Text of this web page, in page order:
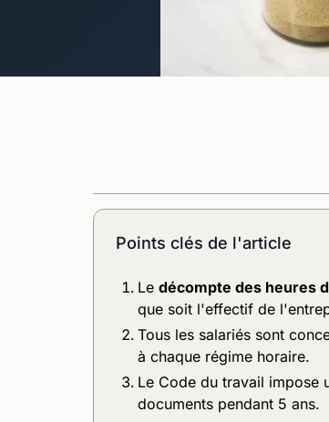
Points clés de l'article
Le décompte des heures
que soit l'effectif de
Tous les salariés sont
à chaque régime horaire.
Le Code du travail impose
documents pendant 5 ans.